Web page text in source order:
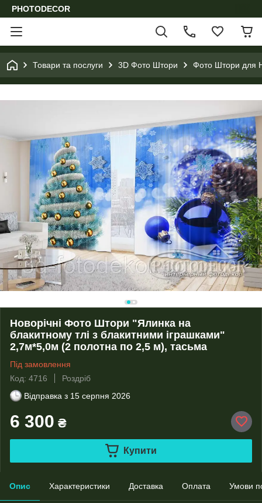
PHOTODECOR
Товари та послуги 3D Фото Штори Фото Штори для
Новорічні Фото Штори "Ялинка на
блакитному тлі з блакитними іграшками"
2,7м*5,0м (2 полотна по 2,5 м), тасьма
Під замовлення
Код: 4716
Роздріб
Відправка з 15 серпня 2026
6 300 ₴
Купити
Опис Характеристики Доставка Оплата Умови